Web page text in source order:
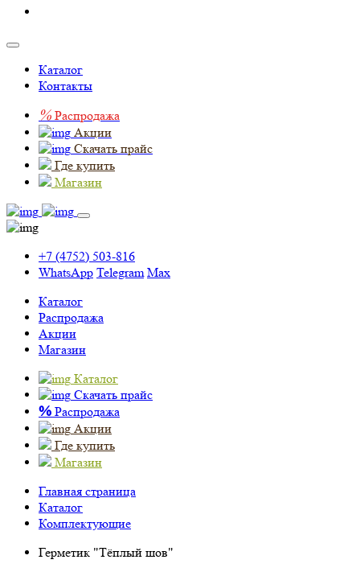
Каталог
Контакты
% Распродажа
Акции
Скачать прайс
Где купить
Магазин
+7 (4752) 503-816
WhatsApp Telegram Max
Каталог
Распродажа
Акции
Магазин
Каталог
Скачать прайс
% Распродажа
Акции
Где купить
Магазин
Главная страница
Каталог
Комплектующие
Герметик "Тёплый шов"